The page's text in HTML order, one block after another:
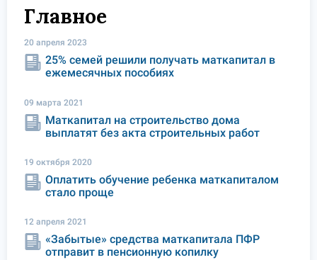
Главное
20 апреля 2023
25% семей решили получать маткапитал в
ежемесячных пособиях
09 марта 2021
Маткапитал на строительство дома
выплатят без акта строительных работ
19 октября 2020
Оплатить обучение ребенка маткапиталом
стало проще
12 апреля 2021
«Забытые» средства маткапитала ПФР
отправит в пенсионную копилку